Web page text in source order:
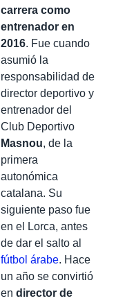
carrera como
entrenador en
2016. Fue cuando
asumió la
responsabilidad de
director deportivo y
entrenador del
Club Deportivo
Masnou, de la
primera
autonómica
catalana. Su
siguiente paso fue
en el Lorca, antes
de dar el salto al
fútbol árabe. Hace
un año se convirtió
en director de